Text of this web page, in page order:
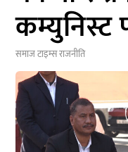
कम्युनिस्ट
समाज टाइम्सराजनीति